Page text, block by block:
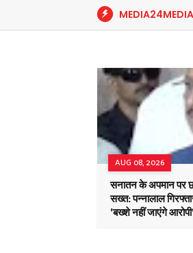
AUG 08, 2026
सनातन के अपमान पर
सख्त: पन्नालाल
'बख्शे नहीं जाएंगे